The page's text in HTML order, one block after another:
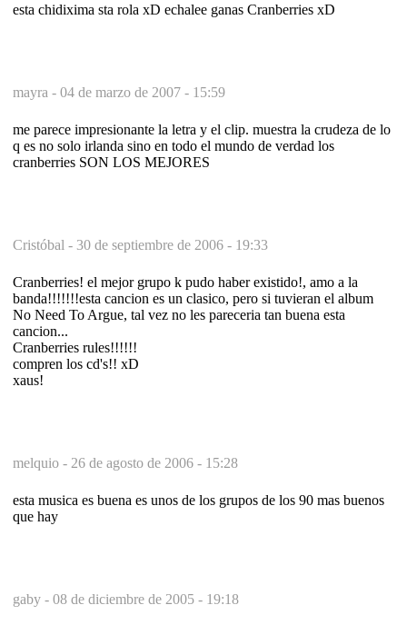
esta chidixima sta rola xD echalee ganas Cranberries xD
mayra - 04 de marzo de 2007 - 15:59
me parece impresionante la letra y el clip. muestra la crudeza de lo
q es no solo irlanda sino en todo el mundo de verdad los
cranberries SON LOS MEJORES
Cristóbal - 30 de septiembre de 2006 - 19:33
Cranberries! el mejor grupo k pudo haber existido!, amo a la
banda!!!!!!!esta cancion es un clasico, pero si tuvieran el album
No Need To Argue, tal vez no les pareceria tan buena esta
cancion...
Cranberries rules!!!!!!
compren los cd's!! xD
xaus!
melquio - 26 de agosto de 2006 - 15:28
esta musica es buena es unos de los grupos de los 90 mas buenos
que hay
gaby - 08 de diciembre de 2005 - 19:18